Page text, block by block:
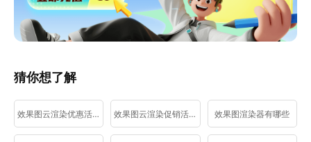
猜你想了解
效果图云渲染优惠活动 效果图云渲染促销活动 效果图渲染器有哪些